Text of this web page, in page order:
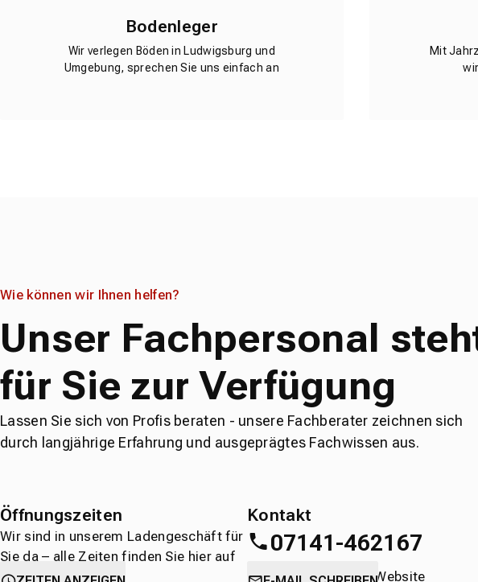
Bodenleger
Wir verlegen Böden in Ludwigsburg und
Umgebung, sprechen Sie uns einfach an
Mit
Wie können wir Ihnen helfen?
Unser Fachpersonal
für Sie zur Verfügung
Lassen Sie sich von Profis beraten - unsere Fachberater zeichnen sich
durch langjährige Erfahrung und ausgeprägtes Fachwissen aus.
Öffnungszeiten
Wir sind in unserem Ladengeschäft für
Sie da – alle Zeiten finden Sie hier auf
einen Blick.
Kontakt
07141-462167
oderdirekt über die Website